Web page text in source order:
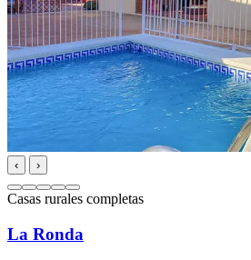
‹ ›
Casas rurales completas
La Ronda